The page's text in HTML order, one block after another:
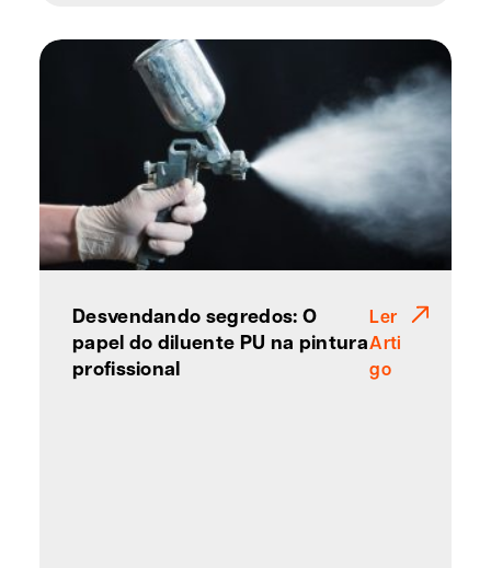
Desvendando segredos: O
papel do diluente PU na pintura
profissional
Ler
Arti
go